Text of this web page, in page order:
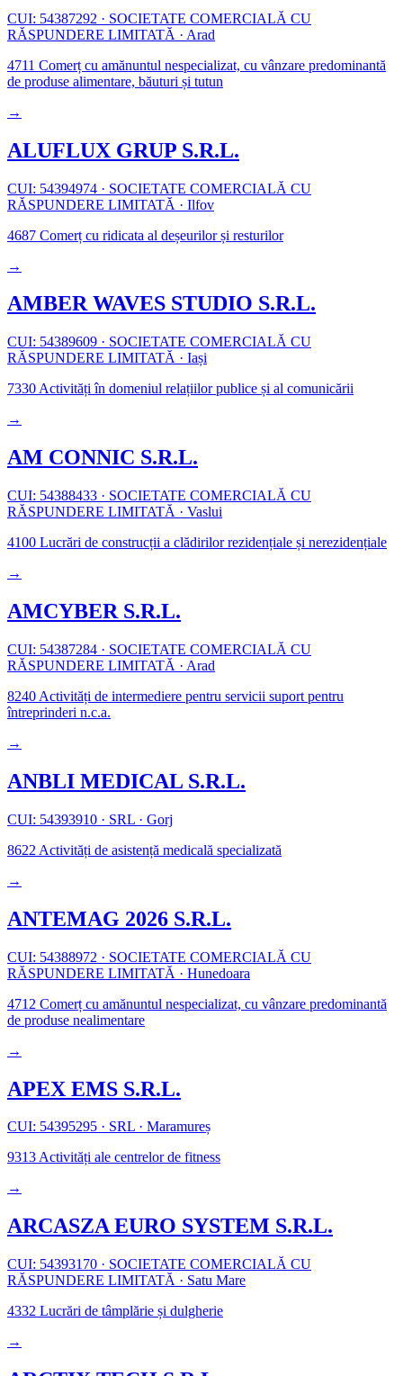
CUI: 54387292 · SOCIETATE COMERCIALĂ CU
RĂSPUNDERE LIMITATĂ · Arad
4711 Comerț cu amănuntul nespecializat, cu vânzare predominantă
de produse alimentare, băuturi și tutun
→
ALUFLUX GRUP S.R.L.
CUI: 54394974 · SOCIETATE COMERCIALĂ CU
RĂSPUNDERE LIMITATĂ · Ilfov
4687 Comerț cu ridicata al deșeurilor și resturilor
→
AMBER WAVES STUDIO S.R.L.
CUI: 54389609 · SOCIETATE COMERCIALĂ CU
RĂSPUNDERE LIMITATĂ · Iași
7330 Activități în domeniul relațiilor publice și al comunicării
→
AM CONNIC S.R.L.
CUI: 54388433 · SOCIETATE COMERCIALĂ CU
RĂSPUNDERE LIMITATĂ · Vaslui
4100 Lucrări de construcții a clădirilor rezidențiale și nerezidențiale
→
AMCYBER S.R.L.
CUI: 54387284 · SOCIETATE COMERCIALĂ CU
RĂSPUNDERE LIMITATĂ · Arad
8240 Activități de intermediere pentru servicii suport pentru
întreprinderi n.c.a.
→
ANBLI MEDICAL S.R.L.
CUI: 54393910 · SRL · Gorj
8622 Activități de asistență medicală specializată
→
ANTEMAG 2026 S.R.L.
CUI: 54388972 · SOCIETATE COMERCIALĂ CU
RĂSPUNDERE LIMITATĂ · Hunedoara
4712 Comerț cu amănuntul nespecializat, cu vânzare predominantă
de produse nealimentare
→
APEX EMS S.R.L.
CUI: 54395295 · SRL · Maramureș
9313Activități ale centrelor de fitness
→
ARCASZA EURO SYSTEM S.R.L.
CUI: 54393170 · SOCIETATE COMERCIALĂ CU
RĂSPUNDERE LIMITATĂ · Satu Mare
4332 Lucrări de tâmplărie și dulgherie
→